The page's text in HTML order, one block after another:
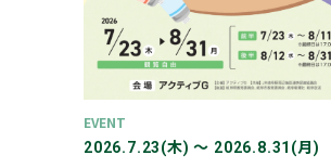
EVENT
2026.7.23(木) 〜 2026.8.31(月)